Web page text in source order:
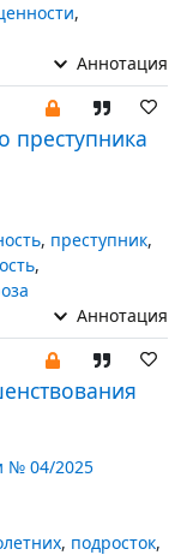
,
Аннотация
преступника
, преступник,
,
Аннотация
№ 04/2025
, подросток,